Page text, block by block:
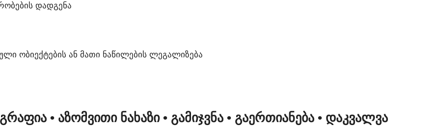
ᲓᲐᲓᲒᲔᲜᲐ
ᲝᲑᲘᲔᲥᲢᲔᲑᲘᲡ ᲐᲜ ᲛᲐᲗᲘ ᲜᲐᲬᲘᲚᲔᲑᲘᲡ ᲚᲔᲒᲐᲚᲘᲖᲔᲑᲐ
• ᲐᲖᲝᲛᲕᲘᲗᲘ ᲜᲐᲮᲐᲖᲘ • ᲒᲐᲛᲘᲯᲕᲜᲐ • ᲒᲐᲔᲠᲗᲘᲐᲜᲔᲑᲐ • ᲓᲐᲙᲕᲐᲚᲕᲐ